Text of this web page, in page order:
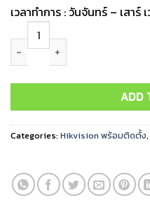
เวลาทำการ : วันจันทร์ – เสา
ชุดกล้องวงจรปิด HIKVISION
ADD
Categories:Hikvision พร้อมติดตั้ง,